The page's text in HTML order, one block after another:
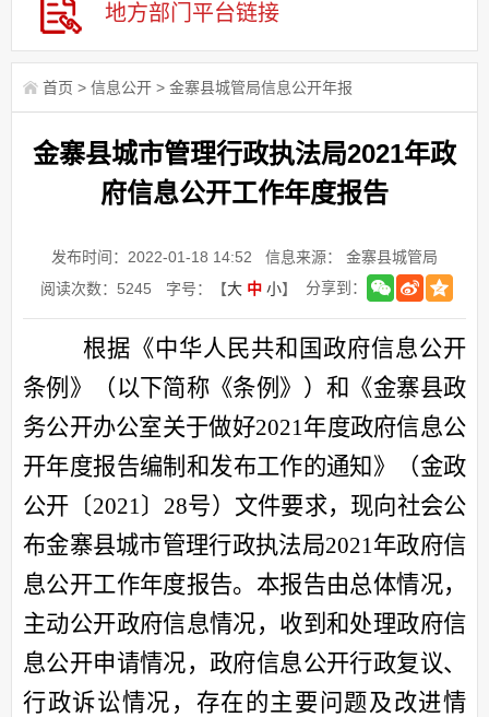
地方部门 平台链接
首页 > 信息公开 > 金寨县城管局信息公开年报
金寨县城市管理行政执法局2021年政
府信息公开工作年度报告
发布时间：2022-01-18 14:52
信息来源： 金寨县城管局
阅读次数： 5245 字号：【大 中 小】 分享到：
根据《中华人民共和国政府信息公开
条例》（以下简称《条例》）和 《金寨县政
务公开办公室关于做好2021年度政府信息公
开年度报告编制 和发布工作的通知》（金政
公开〔2021〕 28号）文件要求， 现向社会公
布金寨县城市管理行政执法局2021年政府信
息公开工作年度报告。本报告由总体情况，
主动公开政府信息情况，收到和处理政府信
息公开申请情况，政府信息公开行政复议、
行政诉讼情况，存在的主要问题及改进情